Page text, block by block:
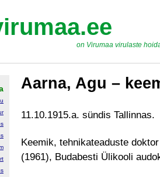
on Virumaa virulaste
Aarna, Agu –
11.10.1915.a. sündis Tallinnas.
Keemik, tehnikateaduste
(1961), Budabesti Ülikooli